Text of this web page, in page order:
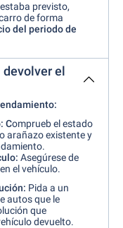
previsto,
de forma
del periodo de
devolver el
Comprueb el estado
arañazo existente y
Asegúrese de
el vehículo.
Pida a un
autos que le
que
devuelto.